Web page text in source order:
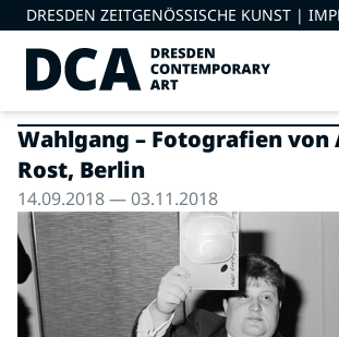
DRESDEN ZEITGENÖSSISCHE KUNST |
Wahlgang – Fotografien von
Rost, Berlin
14.09.2018 — 03.11.2018